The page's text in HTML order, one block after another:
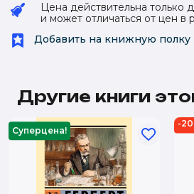
Цена действительна только
и может отличаться от цен в
Добавить на книжную полку
Другие книги
Суперцена!
-